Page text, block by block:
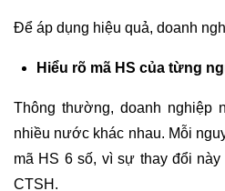
Để áp dụng hiệu quả, doanh
Hiểu rõ mã HS của từng
Thông thường, doanh nghiệp
nhiều nước khác nhau. Mỗi
mã HS 6 số, vì sự thay đổi
CTSH.